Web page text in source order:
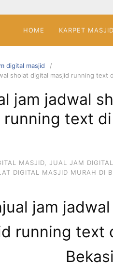
HOME KARPET MASJID
digital masjid
sholat digital masjid running text
jam jadwal
running text
MASJID JUAL JAM
DIGITAL MASJID MURAH DI
jam
running text
Bekasi